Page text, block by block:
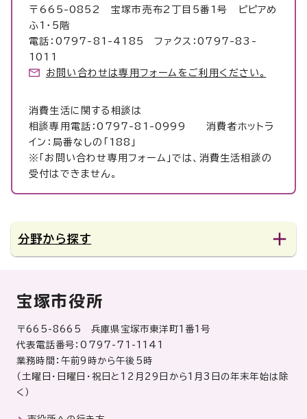
〒665-0852 宝塚市売布2丁目5番1号 ピピアめ
ふ1・5階
電話：0797-81-4185 ファクス：0797-83-
1011
お問い合わせは専用フォームをご利用ください。
消費生活に関する相談は
相談専用電話：0797-81-0999 消費者ホットラ
イン：局番なしの「188」
※「お問い合わせ専用フォーム」では、消費生活相談の
受付はできません。
分野から探す
宝塚市役所
〒665-8665 兵庫県宝塚市東洋町1番1号
代表電話番号：0797-71-1141
業務時間：午前9時から午後5時
（土曜日・日曜日・祝日と12月29日から1月3日の年末年始は除
く）